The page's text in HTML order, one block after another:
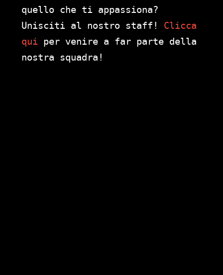
quello che ti appassiona?
Unisciti al nostro staff! Clicca
qui per venire a far parte della
nostra squadra!